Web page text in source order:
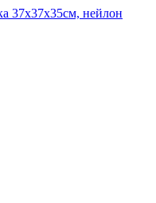
37х37х35см, нейлон